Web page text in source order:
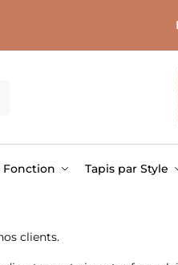
Fonction Tapis par Style
clients.